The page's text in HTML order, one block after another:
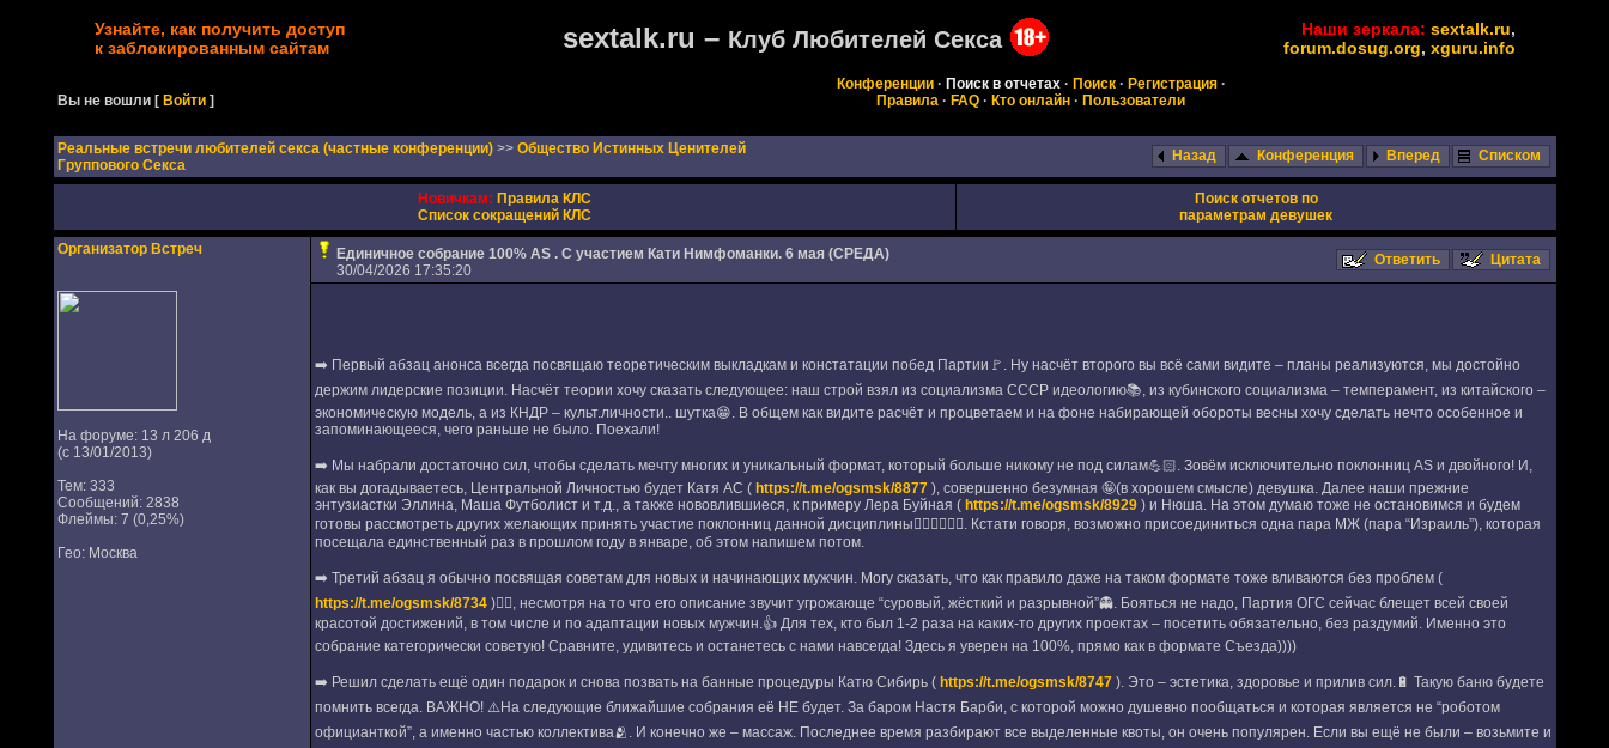
Узнайте, как получить доступ
к заблокированным сайтам
sextalk.ru – Клуб Любителей Секса Наши зеркала: sextalk.ru,
forum.dosug.org, xguru.info
Вы не вошли [Войти ]
Конференции· Поиск в отчетах· Поиск· Регистрация·
Правила · FAQ · Кто онлайн · Пользователи
Реальные встречи любителей секса (частные конференции) >> Общество Истинных Ценителей
Группового Секса
Назад Конференция Вперед Списком
Новичкам: Правила КЛС
Список сокращений КЛС
Поиск отчетов по
параметрам девушек
Организатор Встреч
На форуме: 13 л 206 д
(с 13/01/2013)
Тем: 333
Сообщений: 2838
Флеймы: 7 (0,25%)
Гео: Москва
Единичное собрание 100% AS . С участием Кати Нимфoманки. 6 мая (СРЕДА)
30/04/2026 17:35:20
Ответить Цитата
➡️ Первый абзац анонса всегда посвящаю теоретическим выкладкам и констатации побед Партии🚩. Ну насчёт второго вы всё сами видите – планы реализуются, мы достойно
держим лидерские позиции. Насчёт теории хочу сказать следующее: наш строй взял из социализма СССР идеологию📚, из кубинского социализма – темперамент, из китайского –
экономическую модель, а из КНДР – культ.личности.. шутка😁. В общем как видите расчёт и процветаем и на фоне набирающей обороты весны хочу сделать нечто особенное и
запоминающееся, чего раньше не было. Поехали!
➡️ Мы набрали достаточно сил, чтобы сделать мечту многих и уникальный формат, который больше никому не под силам💪🏻. Зовём исключительно поклонниц AS и двойного! И,
как вы догадываетесь, Центральной Личностью будет Катя АС ( https://t.me/ogsmsk/8877), совершенно безумная 🤪(в хорошем смысле) девушка. Далее наши прежние
энтузиастки Эллина, Маша Футболист и т.д., а также нововлившиеся, к примеру Лера Буйная ( https://t.me/ogsmsk/8929) и Нюша. На этом думаю тоже не остановимся и будем
готовы рассмотреть других желающих принять участие поклонниц данной дисциплины✋🏻✋🏻✋🏻. Кстати говоря, возможно присоединиться одна пара МЖ (пара “Израиль”), которая
посещала единственный раз в прошлом году в январе, об этом напишем потом.
➡️ Третий абзац я обычно посвящая советам для новых и начинающих мужчин. Могу сказать, что как правило даже на таком формате тоже вливаются без проблем (
https://t.me/ogsmsk/8734)✌🏻, несмотря на то что его описание звучит угрожающе “суровый, жёсткий и разрывной”👻. Бояться не надо, Партия ОГС сейчас блещет всей своей
красотой достижений, в том числе и по адаптации новых мужчин.👍 Для тех, кто был 1-2 раза на каких-то других проектах – посетить обязательно, без раздумий. Именно это
собрание категорически советую! Сравните, удивитесь и останетесь с нами навсегда! Здесь я уверен на 100%, прямо как в формате Съезда))))
➡️ Решил сделать ещё один подарок и снова позвать на банные процедуры Катю Сибирь ( https://t.me/ogsmsk/8747). Это – эстетика, здоровье и прилив сил.🔋 Такую баню будете
помнить всегда. ВАЖНО! ⚠️На следующие ближайшие собрания её НЕ будет. За баром Настя Барби, с которой можно душевно пообщаться и которая является не “роботом
официанткой”, а именно частью коллектива🫂. И конечно же – массаж. Последнее время разбирают все выделенные квоты, он очень популярен. Если вы ещё не были – возьмите и